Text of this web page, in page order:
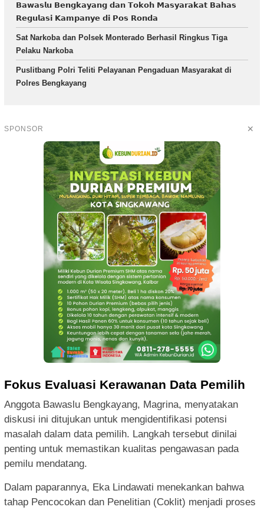
𝗕𝗮𝘄𝗮𝘀𝗹𝘂 𝗕𝗲𝗻𝗴𝗸𝗮𝘆𝗮𝗻𝗴 𝗱𝗮𝗻 𝗧𝗼𝗸𝗼𝗵 𝗠𝗮𝘀𝘆𝗮𝗿𝗮𝗸𝗮𝘁 𝗕𝗮𝗵𝗮𝘀
𝗥𝗲𝗴𝘂𝗹𝗮𝘀𝗶 𝗞𝗮𝗺𝗽𝗮𝗻𝘆𝗲 𝗱𝗶 𝗣𝗼𝘀 𝗥𝗼𝗻𝗱𝗮
Sat Narkoba dan Polsek Monterado Berhasil Ringkus Tiga
Pelaku Narkoba
Puslitbang Polri Teliti Pelayanan Pengaduan Masyarakat di
Polres Bengkayang
SPONSOR ✕
Fokus Evaluasi Kerawanan Data Pemilih
Anggota Bawaslu Bengkayang, Magrina, menyatakan
diskusi ini ditujukan untuk mengidentifikasi potensi
masalah dalam data pemilih. Langkah tersebut dinilai
penting untuk memastikan kualitas pengawasan pada
pemilu mendatang.
Dalam paparannya, Eka Lindawati menekankan bahwa
tahap Pencocokan dan Penelitian (Coklit) menjadi proses